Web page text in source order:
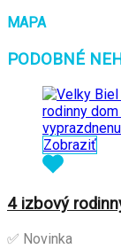
MAPA
PODOBNÉ
Zobraziť
4 izbový
✅ Novinka